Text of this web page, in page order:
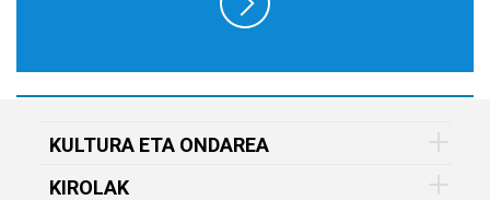
KULTURA ETA ONDAREA
KIROLAK